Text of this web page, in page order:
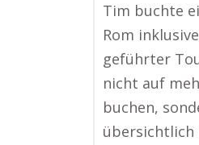
Tim buchte
Rom
geführter
nicht auf
buchen,
übersichtlich